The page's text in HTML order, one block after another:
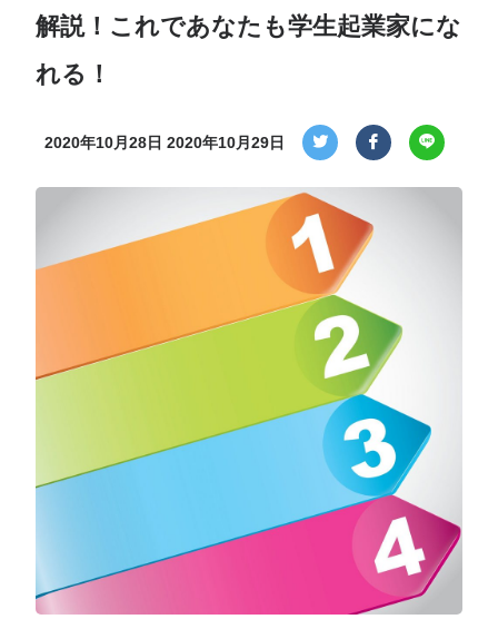
解説！これであなたも学生起業家にな
れる！
2020年10月28日 2020年10月29日